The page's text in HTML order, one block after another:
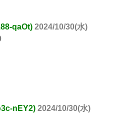
qaOt) 2024/10/30(水)
nEY2) 2024/10/30(水)